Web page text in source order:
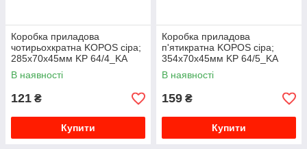
Коробка приладова
чотирьохкратна KOPOS сіра;
285х70х45мм KP 64/4_KA
В наявності
121 ₴
Купити
Коробка приладова
п'ятикратна KOPOS сіра;
354х70х45мм KP 64/5_KA
В наявності
159 ₴
Купити